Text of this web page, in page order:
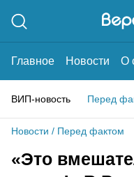
Главное Новости О
ВИП-новость Перед
Новости / Перед фактом
«Это